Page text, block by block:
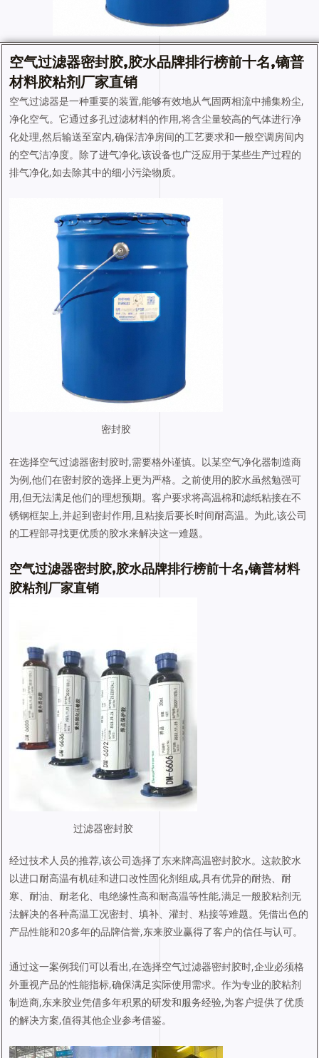
空气过滤器密封胶,胶水品牌排行榜前十名,镝普
材料胶粘剂厂家直销
空气过滤器是一种重要的装置,能够有效地从气固两相流中捕集粉尘,
净化空气。它通过多孔过滤材料的作用,将含尘量较高的气体进行净
化处理,然后输送至室内,确保洁净房间的工艺要求和一般空调房间内
的空气洁净度。除了进气净化,该设备也广泛应用于某些生产过程的
排气净化,如去除其中的细小污染物质。
密封胶
在选择空气过滤器密封胶时,需要格外谨慎。以某空气净化器制造商
为例,他们在密封胶的选择上更为严格。之前使用的胶水虽然勉强可
用,但无法满足他们的理想预期。客户要求将高温棉和滤纸粘接在不
锈钢框架上,并起到密封作用,且粘接后要长时间耐高温。为此,该公司
的工程部寻找更优质的胶水来解决这一难题。
空气过滤器密封胶,胶水品牌排行榜前十名,镝普材料
胶粘剂厂家直销
过滤器密封胶
经过技术人员的推荐,该公司选择了东来牌高温密封胶水。这款胶水
以进口耐高温有机硅和进口改性固化剂组成,具有优异的耐热、耐
寒、耐油、耐老化、电绝缘性高和耐高温等性能,满足一般胶粘剂无
法解决的各种高温工况密封、填补、灌封、粘接等难题。凭借出色的
产品性能和20多年的品牌信誉,东来胶业赢得了客户的信任与认可。
通过这一案例我们可以看出,在选择空气过滤器密封胶时,企业必须格
外重视产品的性能指标,确保满足实际使用需求。作为专业的胶粘剂
制造商,东来胶业凭借多年积累的研发和服务经验,为客户提供了优质
的解决方案,值得其他企业参考借鉴。